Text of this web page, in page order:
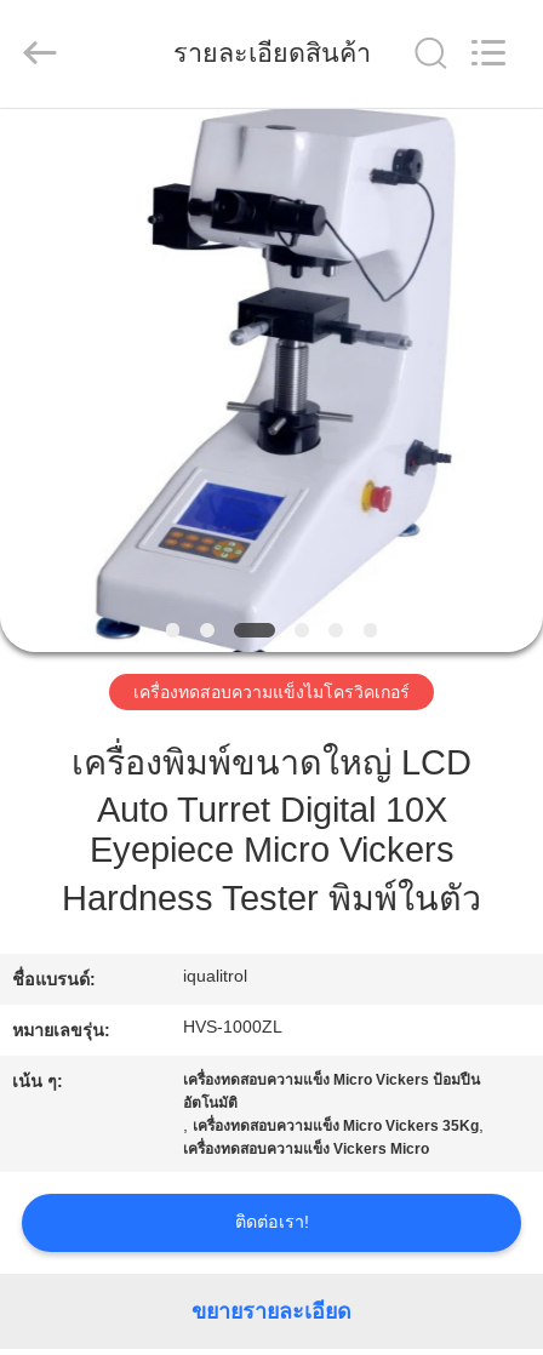
ทัวร์
โรงงาน
ควบคุม
คุณภาพ
แผนผัง
เว็บไซต์
Ltd..
Developed
รายละเอียดสินค้า
เครื่องทดสอบความแข็งไมโครวิคเกอร์
เครื่องพิมพ์ขนาดใหญ่ LCD
Auto Turret Digital 10X
Eyepiece Micro Vickers
Hardness Tester พิมพ์ในตัว
ชื่อแบรนด์: iqualitrol
หมายเลขรุ่น: HVS-1000ZL
เน้น ๆ:
เครื่องทดสอบความแข็ง Micro Vickers ป้อมปืน
อัตโนมัติ
, เครื่องทดสอบความแข็ง Micro Vickers 35Kg,
เครื่องทดสอบความแข็ง Vickers Micro
ติดต่อเรา!
ขยายรายละเอียด